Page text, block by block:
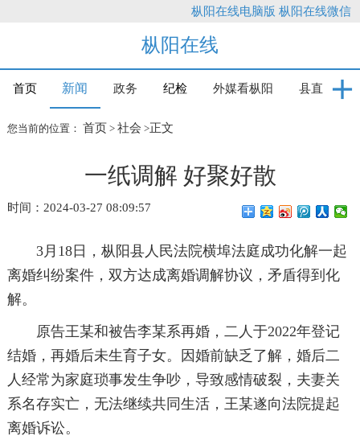
枞阳在线电脑版 枞阳在线微信
枞阳在线
首页 新闻 政务 纪检 外媒看枞阳 县直
您当前的位置： 首页 > 社会 >正文
一纸调解 好聚好散
时间：2024-03-27 08:09:57
3月18日，枞阳县人民法院横埠法庭成功化解一起
离婚纠纷案件，双方达成离婚调解协议，矛盾得到化
解。
原告王某和被告李某系再婚，二人于2022年登记
结婚，再婚后未生育子女。因婚前缺乏了解，婚后二
人经常为家庭琐事发生争吵，导致感情破裂，夫妻关
系名存实亡，无法继续共同生活，王某遂向法院提起
离婚诉讼。